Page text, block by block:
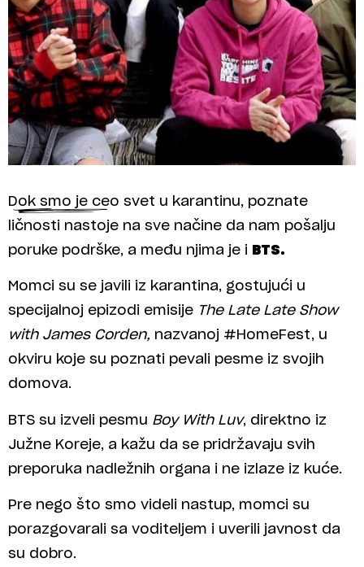
Dok smo je ceo svet u karantinu, poznate
ličnosti nastoje na sve načine da nam pošalju
poruke podrške, a među njima je i
BTS.
Momci su se javili iz karantina, gostujući u
specijalnoj epizodi emisije The Late Late Show
with James Corden, nazvanoj #HomeFest, u
okviru koje su poznati pevali pesme iz svojih
domova.
BTS su izveli pesmu Boy With Luv, direktno iz
Južne Koreje, a kažu da se pridržavaju svih
preporuka nadležnih organa i ne izlaze iz kuće.
Pre nego što smo videli nastup, momci su
porazgovarali sa voditeljem i uverili javnost da
su dobro.